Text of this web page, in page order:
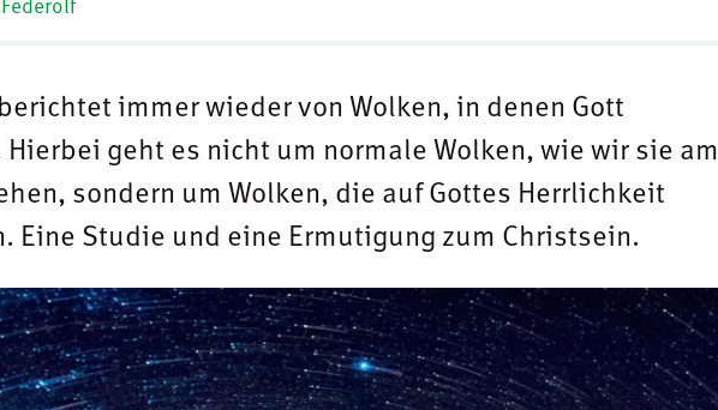
immer wieder von Wolken, in denen Gott
geht es nicht um normale Wolken, wie wir sie am
sondern um Wolken, die auf Gottes Herrlichkeit
Eine Studie und eine Ermutigung zum Christsein.